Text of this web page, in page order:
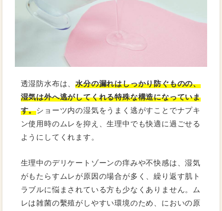
透湿防水布は、水分の漏れはしっかり防ぐものの、
湿気は外へ逃がしてくれる特殊な構造になっていま
す。ショーツ内の湿気をうまく逃がすことでナプキ
ン使用時のムレを抑え、生理中でも快適に過ごせる
ようにしてくれます。
生理中のデリケートゾーンの痒みや不快感は、湿気
がもたらすムレが原因の場合が多く、繰り返す肌ト
ラブルに悩まされている方も少なくありません。ム
レは雑菌の繫殖がしやすい環境のため、においの原